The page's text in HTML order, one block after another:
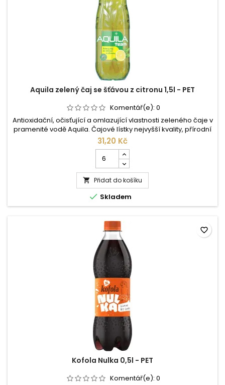
Aquila zelený čaj se šťávou z citronu 1,5l - PET
Komentář(e): 0
Antioxidační, očisťující a omlazující vlastnosti zeleného čaje v
pramenité vodě Aquila. Čajové lístky nejvyšší kvality, přírodní
aroma a účinky vzácných minerálů vám dávají zdraví
prospěšný nápoj příjemné chuti lehce zahánějící žízeň.
Složení: pramenitá voda, cukr, extrakt ze zeleného čaje
(0,3%), citronová šťáva (0,1%), aroma, kyselina: kyselina...
31,20 Kč
kusů
produktu
Aquila
zelený
čaj
se
citronu
1,5l
-
PET
 Přidat do košíku
 Skladem
Kofola Nulka 0,5l - PET
Komentář(e): 0
favorite_border